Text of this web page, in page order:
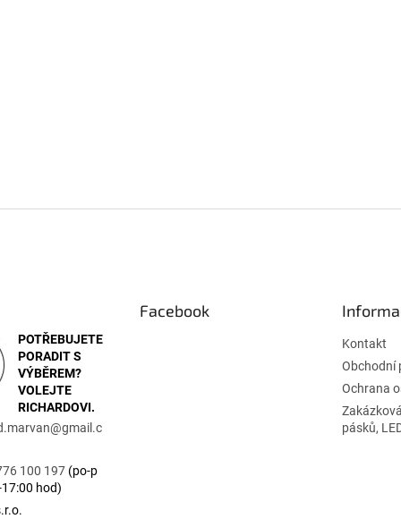
POTŘEBUJETE
PORADIT S
VÝBĚREM?
VOLEJTE
RICHARDOVI.
@gmail.c
100 197 (po-p
hod)
Facebook
Kontakt
Obchodní
Ochrana
pásků,